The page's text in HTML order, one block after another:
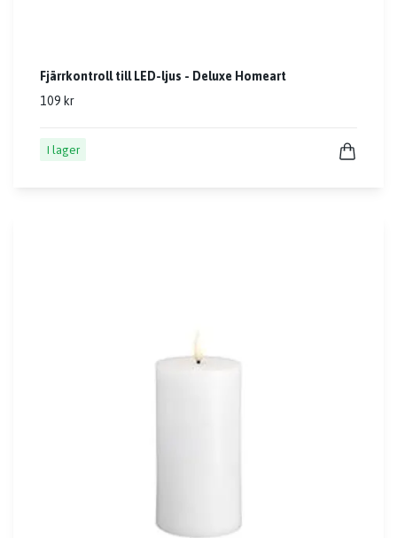
Fjärrkontroll till LED-ljus - Deluxe Homeart
109 kr
I lager